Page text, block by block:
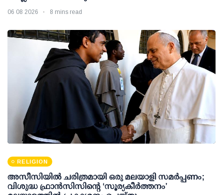
06 08 2026 8 mins read
RELIGION
അസീസിയിൽ ചരിത്രമായി ഒരു മലയാളി സമർപ്പണം;
വിശുദ്ധ ഫ്രാൻസിസിന്റെ ‘സൂര്യകീർത്തനം’